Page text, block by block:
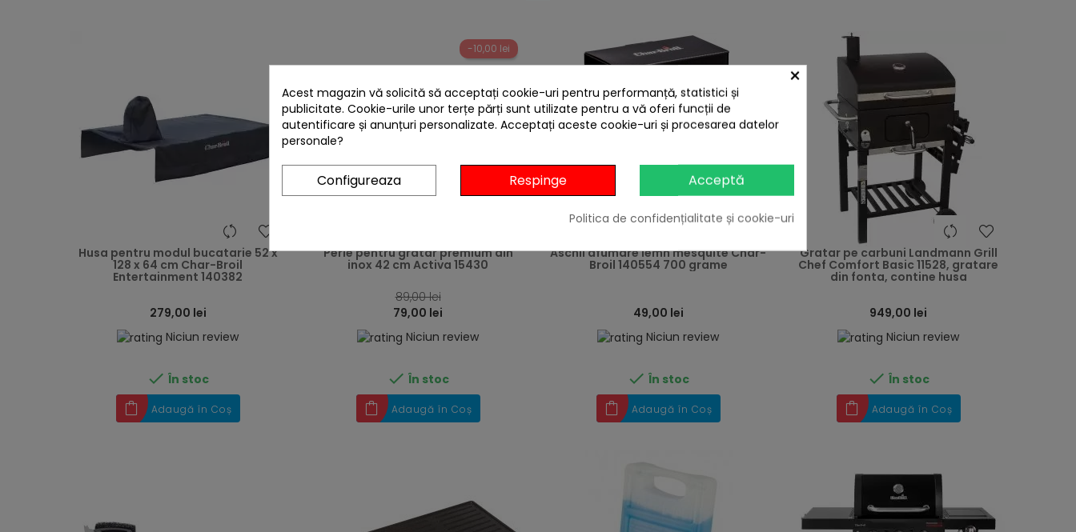
heart
Husa pentru modul bucatarie 52 x
128 x 64 cm Char-Broil
Entertainment 140382
279,00 lei
Niciun review
 În stoc
Adaugă în Coș
-10,00 lei
Perie pentru gratar premium din
inox 42 cm Activa 15430
89,00 lei
79,00 lei
Niciun review
 În stoc
Adaugă în Coș
Aschii afumare lemn mesquite Char-
Broil 140554 700 grame
49,00 lei
Niciun review
 În stoc
Adaugă în Coș
heart
Gratar pe carbuni Landmann Grill
Chef Comfort Basic 11528, gratare
din fonta, contine husa
949,00 lei
Niciun review
 În stoc
Adaugă în Coș
×
Acest magazin vă solicită să acceptați cookie-uri pentru performanță, statistici și
publicitate. Cookie-urile unor terțe părți sunt utilizate pentru a vă oferi funcții de
autentificare și anunțuri personalizate. Acceptați aceste cookie-uri și procesarea datelor
personale?
Configureaza Respinge Acceptă
Politica de confidențialitate și cookie-uri